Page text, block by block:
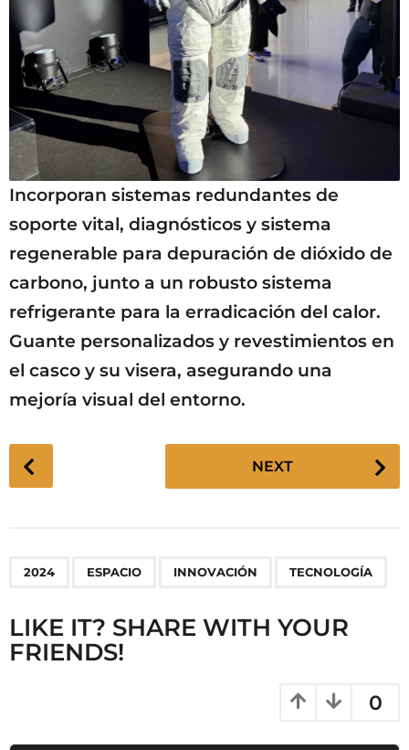
Incorporan sistemas redundantes de
soporte vital, diagnósticos y sistema
regenerable para depuración de dióxido de
carbono, junto a un robusto sistema
refrigerante para la erradicación del calor.
Guante personalizados y revestimientos en
el casco y su visera, asegurando una
mejoría visual del entorno.
o
i
n
NEXT
2024 ESPACIO INNOVACIÓN TECNOLOGÍA
LIKE IT? SHARE WITH YOUR
FRIENDS!
0